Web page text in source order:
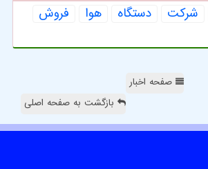
شركت دستگاه هوا
فروش
صفحه اخبار
بازگشت به صفحه اصلی